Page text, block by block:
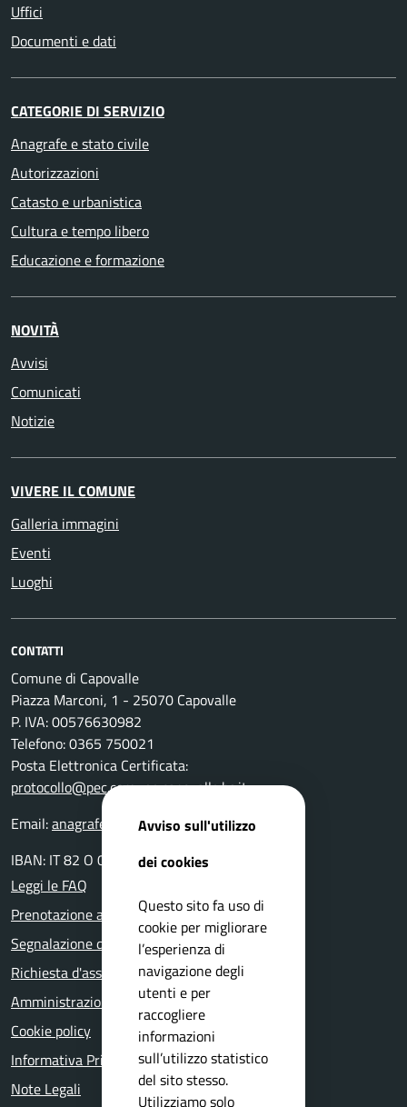
Uffici
Documenti e dati
CATEGORIE DI SERVIZIO
Anagrafe e stato civile
Autorizzazioni
Catasto e urbanistica
Cultura e tempo libero
Educazione e formazione
NOVITÀ
Avvisi
Comunicati
Notizie
VIVERE IL COMUNE
Galleria immagini
Eventi
Luoghi
CONTATTI
Comune di Capovalle
Piazza Marconi, 1 - 25070 Capovalle
P. IVA: 00576630982
Telefono: 0365 750021
Posta Elettronica Certificata:
protocollo@pec.comune.capovalle.bs.it
Email:anagrafe@comune.capovalle.bs.it
IBAN: IT 82 O 03599 01800 000000137820
Leggi le FAQ
Prenotazione appuntamento
Segnalazione disservizio
Richiesta d'assistenza
Amministrazione trasparente
Cookie policy
Informativa Privacy
Note Legali
Avviso sull'utilizzo
dei cookies
Questo sito fa uso di
cookie per migliorare
l’esperienza di
navigazione degli
utenti e per
raccogliere
informazioni
sull’utilizzo statistico
del sito stesso.
Utilizziamo solo